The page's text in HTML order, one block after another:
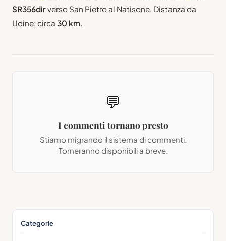
SR356dirverso San Pietro al Natisone. Distanza da
Udine: circa 30 km.
💬
I commenti tornano presto
Stiamo migrando il sistema di commenti.
Torneranno disponibili a breve.
Categorie